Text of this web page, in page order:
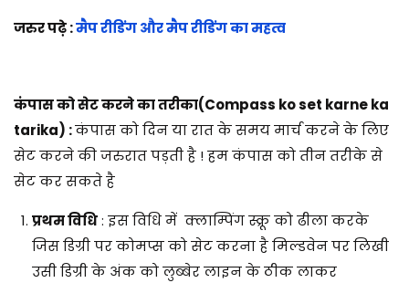
जरुर पढ़े :मैप रीडिंग और मैप रीडिंग का महत्व
कंपास को सेट करने का तरीका(Compass ko set karne ka
tarika) :कंपास को दिन या रात के समय मार्च करने के लिए
सेट करने की जरुरात पड़ती है ! हम कंपास को तीन तरीके से
सेट कर सकते है
प्रथम विधि: इस विधि में क्लाम्पिंग स्क्रू को ढीला करके
जिस डिग्री पर कोमप्स को सेट करना है मिल्डवेन पर लिखी
उसी डिग्री के अंक को लुब्बेर लाइन के ठीक लाकर